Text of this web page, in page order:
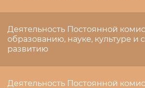
Деятельность Постоянной
образованию, науке, культуре и
развитию
Деятельность Постоянной